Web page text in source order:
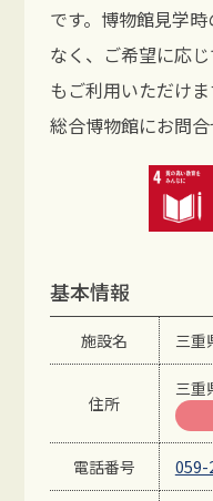
です。博物館見学
なく、ご希望に応
もご利用いただけ
総合博物館にお問合
基本情報
施設名 三重
住所
三重
電話番号 059-